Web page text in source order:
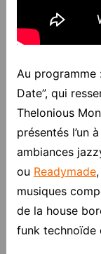
Au programme
Date”, qui
Thelonious
présentés l’un
ambiances
ou Readymade
musiques
de la house
funk technoïde